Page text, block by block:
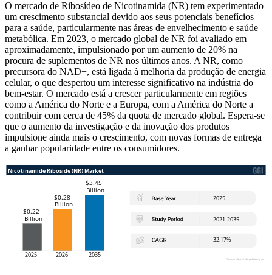
O mercado de Ribosídeo de Nicotinamida (NR) tem experimentado
um crescimento substancial devido aos seus potenciais benefícios
para a saúde, particularmente nas áreas de envelhecimento e saúde
metabólica. Em 2023, o mercado global de NR foi avaliado em
aproximadamente, impulsionado por um aumento de 20% na
procura de suplementos de NR nos últimos anos. A NR, como
precursora do NAD+, está ligada à melhoria da produção de energia
celular, o que despertou um interesse significativo na indústria do
bem-estar. O mercado está a crescer particularmente em regiões
como a América do Norte e a Europa, com a América do Norte a
contribuir com cerca de 45% da quota de mercado global. Espera-se
que o aumento da investigação e da inovação dos produtos
impulsione ainda mais o crescimento, com novas formas de entrega
a ganhar popularidade entre os consumidores.